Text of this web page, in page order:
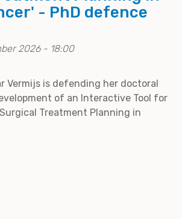
- PhD defence
2026 - 18:00
Vermijs is defending her doctoral
of an Interactive Tool for
Treatment Planning in